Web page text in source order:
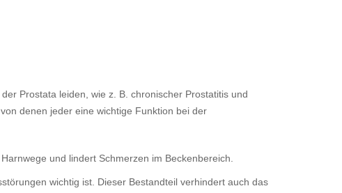
Prostata leiden, wie z. B. chronischer Prostatitis und
denen jeder eine wichtige Funktion bei der
und lindert Schmerzen im Beckenbereich.
wichtig ist. Dieser Bestandteil verhindert auch das